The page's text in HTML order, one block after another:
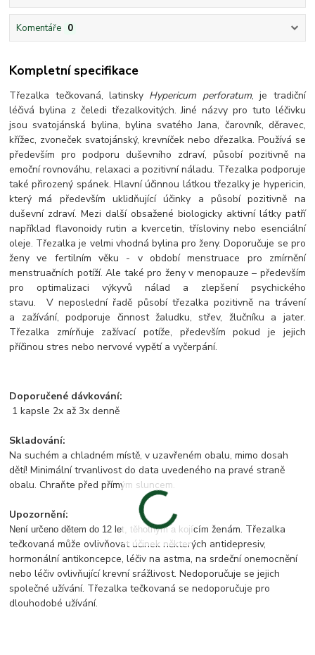
Komentáře 0
Kompletní specifikace
Třezalka tečkovaná, latinsky Hypericum perforatum, je tradiční
léčivá bylina z čeledi třezalkovitých. Jiné názvy pro tuto léčivku
jsou svatojánská bylina, bylina svatého Jana, čarovník, děravec,
křížec, zvoneček svatojánský, krevníček nebo dřezalka. Používá se
především pro podporu duševního zdraví, působí pozitivně na
emoční rovnováhu, relaxaci a pozitivní náladu. Třezalka podporuje
také přirozený spánek. Hlavní účinnou látkou třezalky je hypericin,
který má především uklidňující účinky a působí pozitivně na
duševní zdraví. Mezi další obsažené biologicky aktivní látky patří
například flavonoidy rutin a kvercetin, třísloviny nebo esenciální
oleje. Třezalka je velmi vhodná bylina pro ženy. Doporučuje se pro
ženy ve fertilním věku - v období menstruace pro zmírnění
menstruačních potíží. Ale také pro ženy v menopauze – především
pro optimalizaci výkyvů nálad a zlepšení psychického
stavu. V neposlední řadě působí třezalka pozitivně na trávení
a zažívání, podporuje činnost žaludku, střev, žlučníku a jater.
Třezalka zmírňuje zažívací potíže, především pokud je jejich
příčinou stres nebo nervové vypětí a vyčerpání.
Doporučené dávkování:
1 kapsle 2x až 3x denně
Skladování:
Na suchém a chladném místě, v uzavřeném obalu, mimo dosah
dětí! Minimální trvanlivost do data uvedeného na pravé straně
obalu. Chraňte před přímým sluncem.
Upozornění:
Není určeno dětem do 12 let, těhotným a kojícímženám. Třezalka
tečkovaná může ovlivňovat účinek některých antidepresiv,
hormonální antikoncepce, léčiv na astma, na srdeční onemocnění
nebo léčiv ovlivňující krevní srážlivost. Nedoporučuje se jejich
společné užívání. Třezalka tečkovaná se nedoporučuje pro
dlouhodobé užívání.